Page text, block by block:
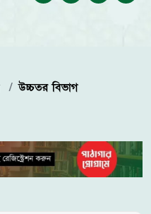
উচ্চতর বিভাগ